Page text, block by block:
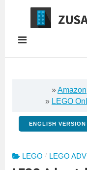
Springe
Inhalt
»Amazon
» LEGO
ENGLISH
LEGO / LEGO